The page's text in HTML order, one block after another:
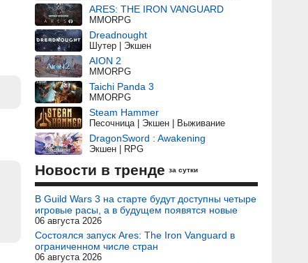
ARES: THE IRON VANGUARD
MMORPG
Dreadnought
Шутер | Экшен
AION 2
MMORPG
Taichi Panda 3
MMORPG
Steam Hammer
Песочница | Экшен | Выживание
DragonSword : Awakening
Экшен | RPG
Новости в тренде за сутки
В Guild Wars 3 на старте будут доступны четыре
игровые расы, а в будущем появятся новые
06 августа 2026
Состоялся запуск Ares: The Iron Vanguard в
ограниченном числе стран
06 августа 2026